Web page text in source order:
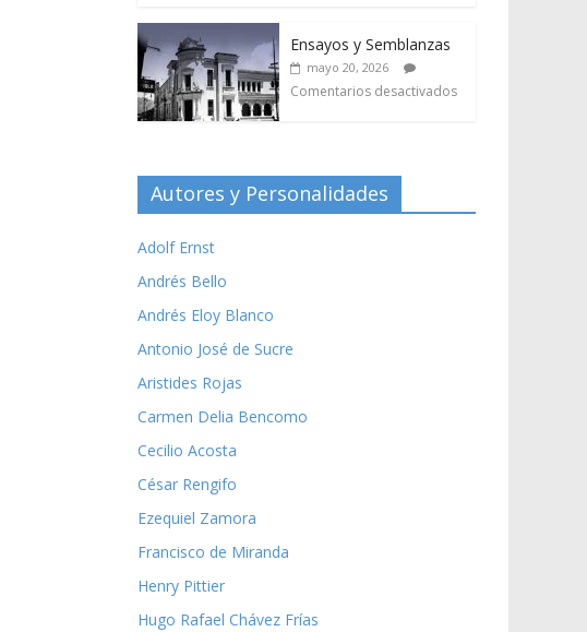
Ensayos y Semblanzas
mayo 20, 2026
Comentarios desactivados
Autores y Personalidades
Adolf Ernst
Andrés Bello
Andrés Eloy Blanco
Antonio José de Sucre
Aristides Rojas
Carmen Delia Bencomo
Cecilio Acosta
César Rengifo
Ezequiel Zamora
Francisco de Miranda
Henry Pittier
Hugo Rafael Chávez Frías